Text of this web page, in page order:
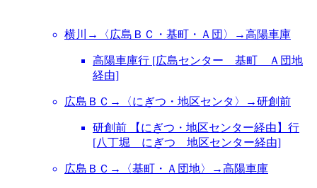
横川→〈広島ＢＣ・基町・Ａ団〉→高陽車庫
高陽車庫行 [広島センター 基町 Ａ団地
経由]
広島ＢＣ→〈にぎつ・地区センタ〉→研創前
研創前 【にぎつ・地区センター経由】行
[八丁堀 にぎつ 地区センター経由]
広島ＢＣ→〈基町・Ａ団地〉→高陽車庫